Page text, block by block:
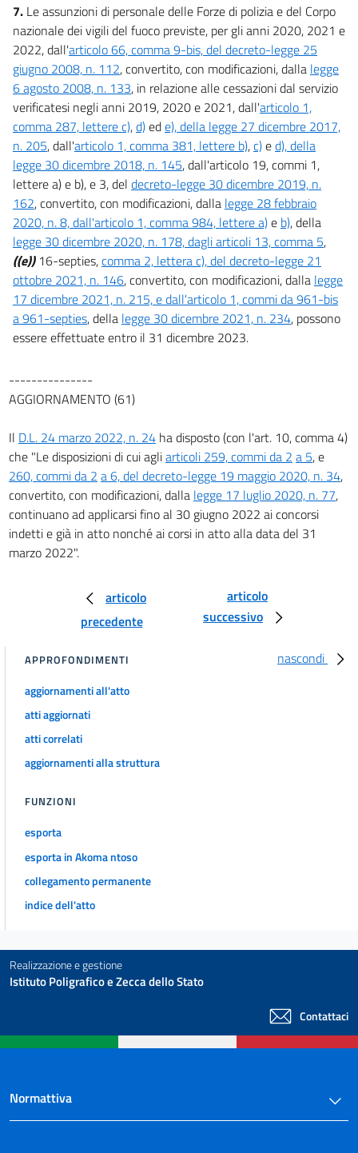
51 bis
52
52 bis
52 ter
Capo II
Regime quadro della disciplina degli aiuti
53
54
55
56
57
58
59
60
61
62
63
64
65
Titolo III
Misure in favore dei lavoratori
Capo I
Modifiche al decreto-legge 17 marzo 2020 n. 18, convertito con modificazioni
66 bis
67 bis
69
70
70 bis
72
73
74
75
76
79
80 bis
Altre misure urgenti in materia di lavoro e politiche sociali
82
7. Le assunzioni di personale delle Forze di polizia e del Corpo
nazionale dei vigili del fuoco previste, per gli anni 2020, 2021 e
2022, dall'articolo 66, comma 9-bis, del decreto-legge 25
giugno 2008, n. 112, convertito, con modificazioni, dalla legge
6 agosto 2008, n. 133, in relazione alle cessazioni dal servizio
verificatesi negli anni 2019, 2020 e 2021, dall'articolo 1,
comma 287, lettere c),d)ede), della legge 27 dicembre 2017,
n. 205, dall'articolo 1, comma 381, lettere b),c)ed), della
legge 30 dicembre 2018, n. 145, dall'articolo 19, commi 1,
lettere a) e b), e 3, del decreto-legge 30 dicembre 2019, n.
162, convertito, con modificazioni, dalla legge 28 febbraio
2020, n. 8, dall'articolo 1, comma 984, lettere a)e b), della
legge 30 dicembre 2020, n. 178, dagli articoli 13, comma 5,
((e))16-septies,comma 2, lettera c), del decreto-legge 21
ottobre 2021, n. 146, convertito, con modificazioni, dalla legge
17 dicembre 2021, n. 215, e dall'articolo 1, commi da 961-bis
a 961-septies, della legge 30 dicembre 2021, n. 234, possono
essere effettuate entro il 31 dicembre 2023.
---------------
AGGIORNAMENTO (61)
Il D.L. 24 marzo 2022, n. 24 ha disposto (con l'art. 10, comma 4)
che "Le disposizioni di cui agliarticoli 259, commi da 2 a 5, e
260, commi da 2 a 6, del decreto-legge 19 maggio 2020, n. 34,
convertito, con modificazioni, dalla legge 17 luglio 2020, n. 77,
continuano ad applicarsi fino al 30 giugno 2022 ai concorsi
indetti e già in atto nonché ai corsi in atto alla data del 31
marzo 2022".
articolo
precedente
articolo
successivo
nascondi
APPROFONDIMENTI
aggiornamenti all'atto
atti aggiornati
atti correlati
aggiornamenti alla struttura
FUNZIONI
esporta
esporta in Akoma ntoso
collegamento permanente
indice dell'atto
Realizzazione e gestione
Istituto Poligrafico e Zecca dello Stato
Contattaci
Normattiva